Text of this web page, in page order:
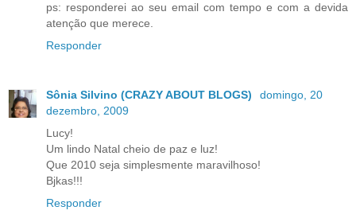
ps: responderei ao seu email com tempo e com a devida
atenção que merece.
Responder
Sônia Silvino (CRAZY ABOUT BLOGS)
domingo, 20
dezembro, 2009
Lucy!
Um lindo Natal cheio de paz e luz!
Que 2010 seja simplesmente maravilhoso!
Bjkas!!!
Responder